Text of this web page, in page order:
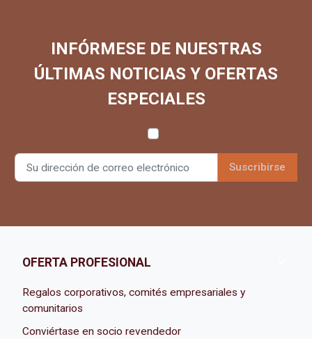
INFÓRMESE DE NUESTRAS
ÚLTIMAS NOTICIAS Y OFERTAS
ESPECIALES
OFERTA PROFESIONAL
Regalos corporativos, comités empresariales y
comunitarios
Conviértase en socio revendedor